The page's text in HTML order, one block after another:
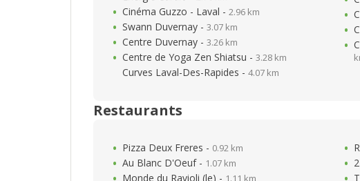
Cinéma Guzzo - Laval - 2.96 km
Swann Duvernay - 3.07 km
Centre Duvernay - 3.26 km
Centre de Yoga Zen Shiatsu - 3.28 km
Curves Laval-Des-Rapides - 4.07 km
Restaurants
Pizza Deux Freres - 0.92 km
Au Blanc D'Oeuf - 1.07 km
Monde du Ravioli (le) - 1.11 km